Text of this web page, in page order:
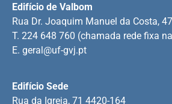
Edifício Sede
Rua da Igreja, 71 4420-164
Edifício de Valbom
Rua Dr. Joaquim Manuel da Costa,
T. 224 648 760 (chamada rede fixa
E. geral@uf-gvj.pt